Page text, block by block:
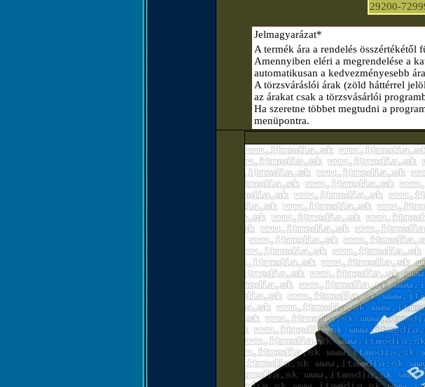
29200-
Jelmagyarázat*
A termék ára a rendelés összértékétől
Amennyiben eléri a megrendelése a
automatikusan a kedvezményesebb
A törzsváráslói árak (zöld háttérrel
az árakat csak a törzsvásárlói
Ha szeretne többet megtudni a
menüpontra.